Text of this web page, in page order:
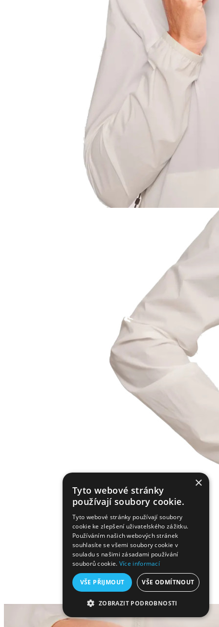
×
Tyto webové stránky
používají soubory cookie.
Tyto webové stránky používají soubory
cookie ke zlepšení uživatelského zážitku.
Používáním našich webových stránek
souhlasíte se všemi soubory cookie v
souladu s našimi zásadami používání
souborů cookie. Více informací
VŠE PŘIJMOUT VŠE ODMÍTNOUT
ZOBRAZIT PODROBNOSTI
NEZBYTNĚ NUTNÉ SOUBORY